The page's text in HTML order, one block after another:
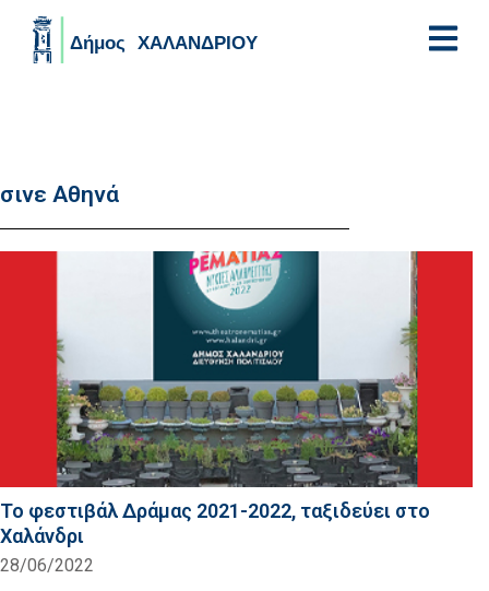
σινε Αθηνά
Το φεστιβάλ Δράμας 2021-2022, ταξιδεύει στο
Χαλάνδρι
28/06/2022